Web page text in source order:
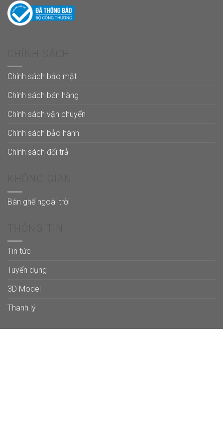
Chính sách bảo mật
Chính sách bán hàng
Chính sách vận chuyển
Chính sách bảo hành
Chính sách đổi trả
Bàn ghế ngoài trời
Tin tức
Tuyển dụng
3D Model
Thanh lý